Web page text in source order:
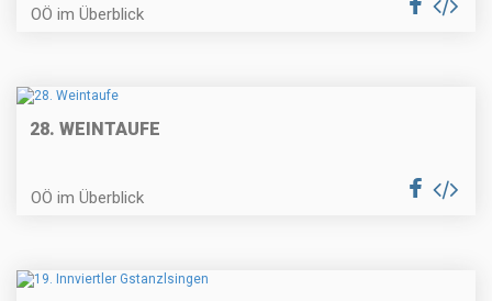
OÖ im Überblick
28. WEINTAUFE
OÖ im Überblick